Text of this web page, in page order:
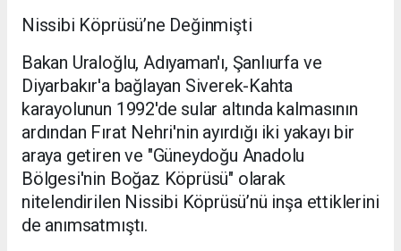
Nissibi Köprüsü’ne Değinmişti
Bakan Uraloğlu, Adıyaman'ı, Şanlıurfa ve
Diyarbakır'a bağlayan Siverek-Kahta
karayolunun 1992'de sular altında kalmasının
ardından Fırat Nehri'nin ayırdığı iki yakayı bir
araya getiren ve "Güneydoğu Anadolu
Bölgesi'nin Boğaz Köprüsü" olarak
nitelendirilen Nissibi Köprüsü’nü inşa ettiklerini
de anımsatmıştı.